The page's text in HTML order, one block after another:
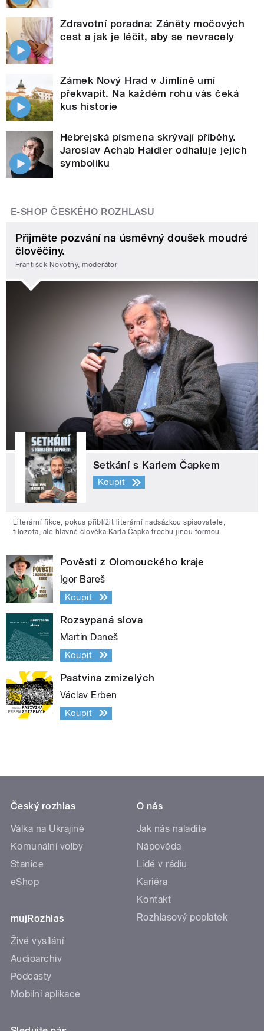
Zdravotní poradna: Záněty močových
cest a jak je léčit, aby se nevracely
Zámek Nový Hrad v Jimlíně umí
překvapit. Na každém rohu vás čeká
kus historie
Hebrejská písmena skrývají příběhy.
Jaroslav Achab Haidler odhaluje jejich
symboliku
E-SHOP ČESKÉHO ROZHLASU
Přijměte pozvání na úsměvný doušek moudré
člověčiny.
František Novotný, moderátor
Setkání s Karlem Čapkem
Koupit
Literární fikce, pokus přiblížit literární nadsázkou spisovatele,
filozofa, ale hlavně člověka Karla Čapka trochu jinou formou.
Pověsti z Olomouckého kraje
Igor Bareš
Koupit
Rozsypaná slova
Martin Daneš
Koupit
Pastvina zmizelých
Václav Erben
Koupit
Český rozhlas
Válka na Ukrajině
Komunální volby
Stanice
eShop
mujRozhlas
Živé vysílání
Audioarchiv
Podcasty
Mobilní aplikace
O nás
Jak nás naladíte
Nápověda
Lidé v rádiu
Kariéra
Kontakt
Rozhlasový poplatek